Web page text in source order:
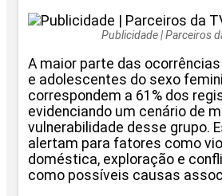
Publicidade | Parceiros
A maior parte das
e adolescentes do sexo
correspondem a 61% dos
evidenciando um cenário de
vulnerabilidade desse grupo.
alertam para fatores como
doméstica, exploração e
como possíveis causas